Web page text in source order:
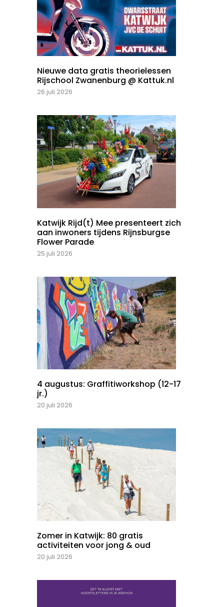
Nieuwe data gratis theorielessen
Rijschool Zwanenburg @ Kattuk.nl
26 juli 2026
Katwijk Rijd(t) Mee presenteert zich
aan inwoners tijdens Rijnsburgse
Flower Parade
25 juli 2026
4 augustus: Graffitiworkshop (12-17
jr.)
20 juli 2026
Zomer in Katwijk: 80 gratis
activiteiten voor jong & oud
20 juli 2026